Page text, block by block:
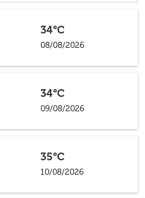
34°C
08/08/2026
34°C
09/08/2026
35°C
10/08/2026